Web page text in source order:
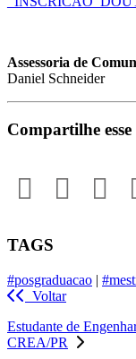
Assessoria de
Daniel Schneider
Compartilhe esse
TAGS
#posgraduacao |
Voltar
Estudante de
CREA/PR